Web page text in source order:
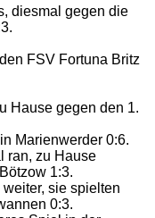
diesmal gegen die
FSV Fortuna Britz
Hause gegen den 1.
Marienwerder 0:6.
ran, zu Hause
1:3.
sie spielten
0:3.